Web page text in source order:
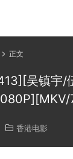
正文
吴镇宇/
香港电影